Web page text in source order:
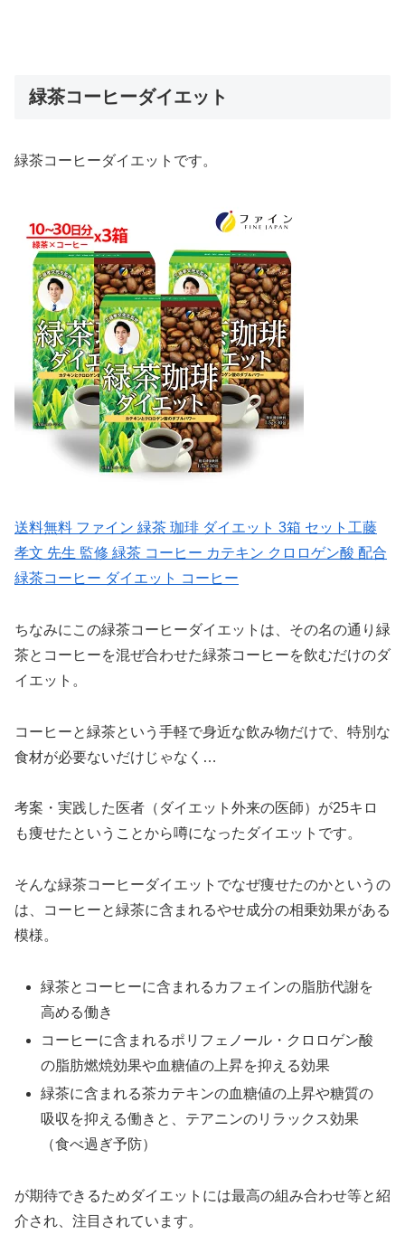
緑茶コーヒーダイエット
緑茶コーヒーダイエットです。
送料無料 ファイン 緑茶 珈琲 ダイエット 3箱 セット工藤
孝文 先生 監修 緑茶 コーヒー カテキン クロロゲン酸 配合
緑茶コーヒー ダイエット コーヒー
ちなみにこの緑茶コーヒーダイエットは、その名の通り緑
茶とコーヒーを混ぜ合わせた緑茶コーヒーを飲むだけのダ
イエット。
コーヒーと緑茶という手軽で身近な飲み物だけで、特別な
食材が必要ないだけじゃなく…
考案・実践した医者（ダイエット外来の医師）が25キロ
も痩せたということから噂になったダイエットです。
そんな緑茶コーヒーダイエットでなぜ痩せたのかというの
は、コーヒーと緑茶に含まれるやせ成分の相乗効果がある
模様。
緑茶とコーヒーに含まれるカフェインの脂肪代謝を
高める働き
コーヒーに含まれるポリフェノール・クロロゲン酸
の脂肪燃焼効果や血糖値の上昇を抑える効果
緑茶に含まれる茶カテキンの血糖値の上昇や糖質の
吸収を抑える働きと、テアニンのリラックス効果
（食べ過ぎ予防）
が期待できるためダイエットには最高の組み合わせ等と紹
介され、注目されています。